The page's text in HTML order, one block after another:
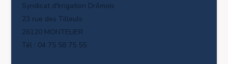
Syndicat d'Irrigation Drômois
23 rue des Tilleuls
26120 MONTELIER
Tél : 04 75 58 75 55